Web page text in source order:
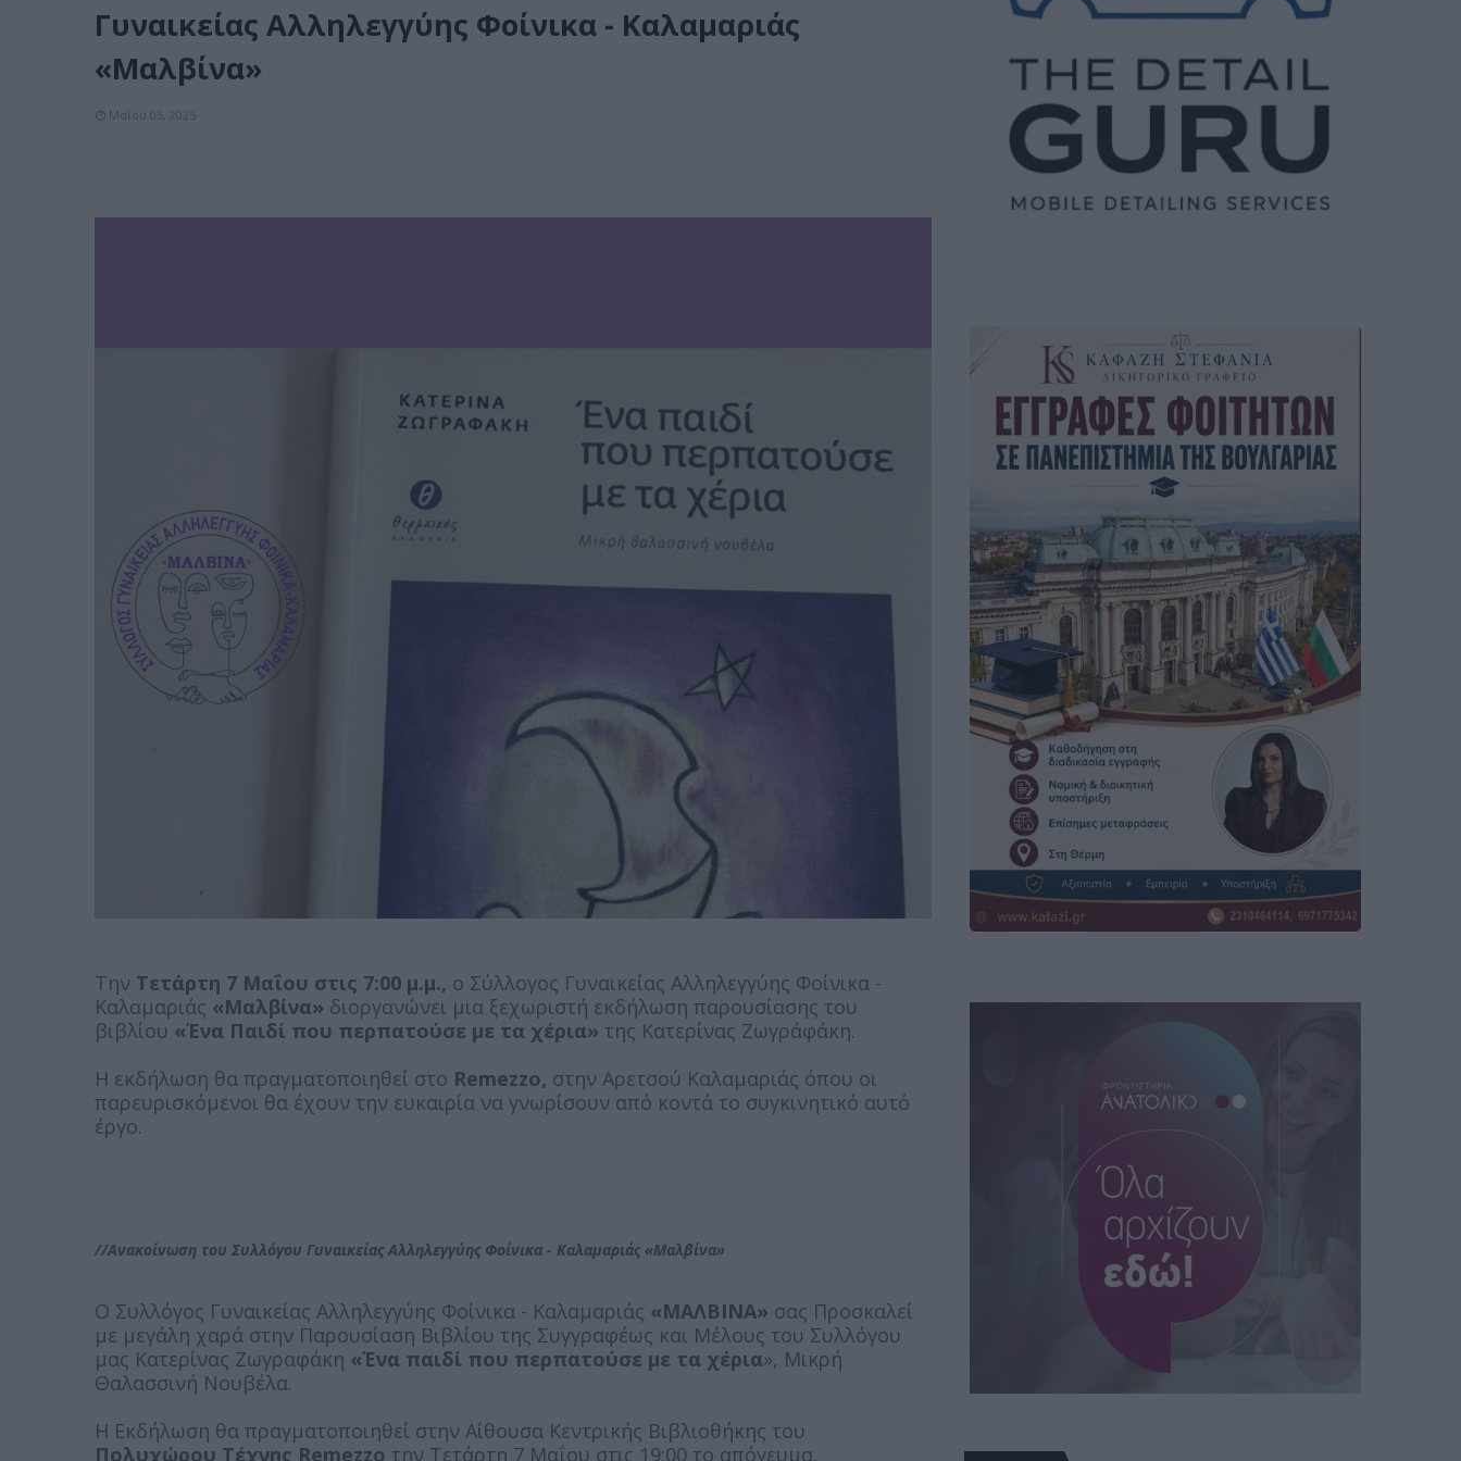
Γυναικείας Αλληλεγγύης Φοίνικα - Καλαμαριάς
«Μαλβίνα»
Μαΐου 05, 2025
Την Τετάρτη 7 Μαΐου στις 7:00 μ.μ., ο Σύλλογος Γυναικείας Αλληλεγγύης Φοίνικα -
Καλαμαριάς «Μαλβίνα» διοργανώνει μια ξεχωριστή εκδήλωση παρουσίασης του
βιβλίου «Ένα Παιδί που περπατούσε με τα χέρια» της Κατερίνας Ζωγράφάκη.
Η εκδήλωση θα πραγματοποιηθεί στο Remezzo, στην Αρετσού Καλαμαριάς όπου οι
παρευρισκόμενοι θα έχουν την ευκαιρία να γνωρίσουν από κοντά το συγκινητικό αυτό
έργο.
//Ανακοίνωση του Συλλόγου Γυναικείας Αλληλεγγύης Φοίνικα - Καλαμαριάς «Μαλβίνα»
Ο Συλλόγος Γυναικείας Αλληλεγγύης Φοίνικα - Καλαμαριάς «ΜΑΛΒΙΝΑ» σας Προσκαλεί
με μεγάλη χαρά στην Παρουσίαση Βιβλίου της Συγγραφέως και Μέλους του Συλλόγου
μας Κατερίνας Ζωγραφάκη «Ένα παιδί που περπατούσε με τα χέρια», Μικρή
Θαλασσινή Νουβέλα.
Η Εκδήλωση θα πραγματοποιηθεί στην Αίθουσα Κεντρικής Βιβλιοθήκης του
Πολυχώρου Τέχνης Remezzo την Τετάρτη 7 Μαΐου στις 19:00 το απόγευμα.